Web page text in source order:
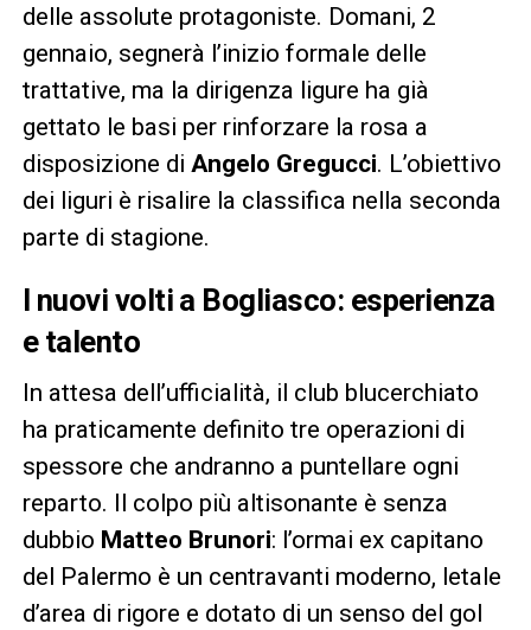
delle assolute protagoniste. Domani, 2
gennaio, segnerà l’inizio formale delle
trattative, ma la dirigenza ligure ha già
gettato le basi per rinforzare la rosa a
disposizione di Angelo Gregucci. L’obiettivo
dei liguri è risalire la classifica nella seconda
parte di stagione.
I nuovi volti a Bogliasco: esperienza
e talento
In attesa dell’ufficialità, il club blucerchiato
ha praticamente definito tre operazioni di
spessore che andranno a puntellare ogni
reparto. Il colpo più altisonante è senza
dubbio Matteo Brunori: l’ormai ex capitano
del Palermo è un centravanti moderno, letale
d’area di rigore e dotato di un senso del gol